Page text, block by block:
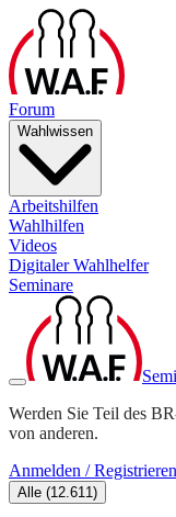
Forum
Wahlwissen
Arbeitshilfen
Wahlhilfen
Videos
Digitaler Wahlhelfer
Seminare
Werden Sie Teil des
von anderen.
Anmelden / Registrieren
Alle (12.611)